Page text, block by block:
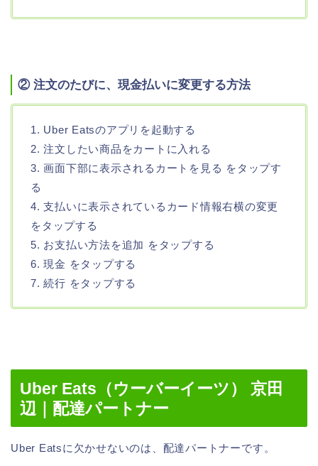
② 注文のたびに、現金払いに変更する方法
1. Uber Eatsのアプリを起動する
2. 注文したい商品をカートに入れる
3. 画面下部に表示されるカートを見る をタップす
る
4. 支払いに表示されているカード情報右横の変更
をタップする
5. お支払い方法を追加 をタップする
6. 現金 をタップする
7. 続行 をタップする
Uber Eats（ウーバーイーツ） 京田
辺｜配達パートナー
Uber Eatsに欠かせないのは、配達パートナーです。